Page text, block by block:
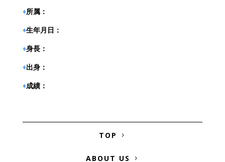
♦︎所属：
♦︎生年月日：
♦︎身長：
♦︎出身：
♦︎成績：
TOP
ABOUT US